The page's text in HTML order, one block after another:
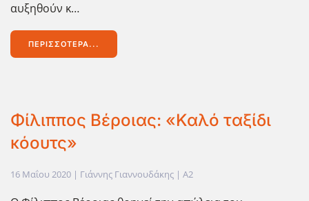
αυξηθούν κ…
ΠΕΡΙΣΣΌΤΕΡΑ...
Φίλιππος Βέροιας: «Καλό ταξίδι
κόουτς»
16 Μαΐου 2020 | Γιάννης Γιαννουδάκης | A2